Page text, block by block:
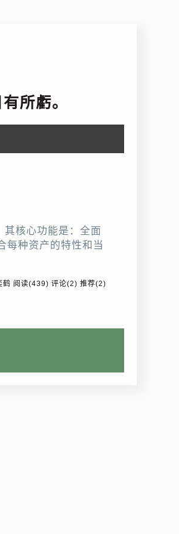
所虧。
核心功能是：全面
每种资产的特性和当
鹤 阅读(439) 评论(2) 推荐(2)